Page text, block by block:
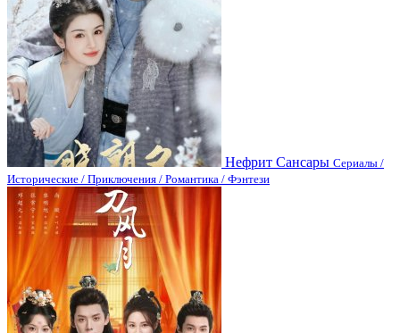
Нефрит Сансары Сериалы /
Исторические / Приключения / Романтика / Фэнтези